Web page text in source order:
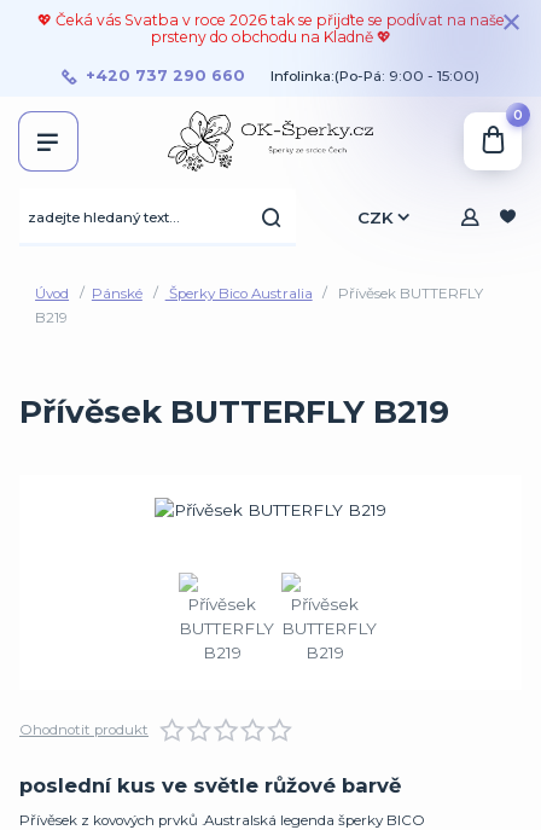
💖 Čeká vás Svatba v roce 2026 tak se přijďte se podívat na naše
prsteny do obchodu na Kladně 💖
CZK
+420 737 290 660 Infolinka:(Po-Pá: 9:00 - 15:00)
0
Úvod Pánské Šperky Bico Australia
Přívěsek BUTTERFLY
B219
Přívěsek BUTTERFLY B219
Ohodnotit produkt
poslední kus ve světle růžové barvě
Přívěsek z kovových prvků .Australská legenda šperky BICO